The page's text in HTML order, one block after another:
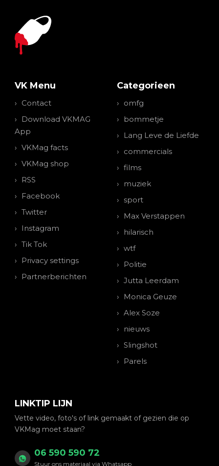
VK Menu
Contact
Download VKMAG
App
VKMag facts
VKMag shop
RSS
Facebook
Twitter
Instagram
Tik Tok
Privacy settings
Partnerberichten
Categorieen
omfg
bommetje
Lang Leve de Liefde
commercials
films
muziek
sport
Max Verstappen
hilarisch
wtf
Politie
Jutta Leerdam
Monica Geuze
Alex Soze
nieuws
Slingshot
Parels
LINKTIP LIJN
Vette video, foto's of link gemaakt of gezien die op
VKMag moet staan?
06 590 590 72
Stuur ons materiaal via Whatsapp